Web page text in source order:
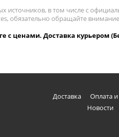
в том числе с
обязательно обращайте
с ценами. Доставка курьером
Доставка Оплата и
Новости